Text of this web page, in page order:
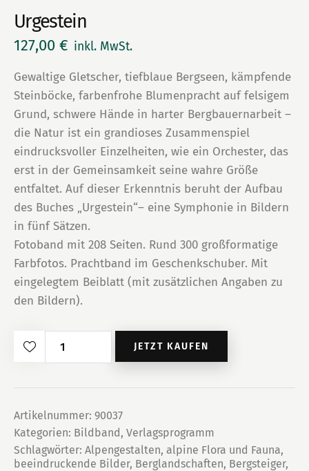
Urgestein
127,00 € inkl. MwSt.
Gewaltige Gletscher, tiefblaue Bergseen, kämpfende
Steinböcke, farbenfrohe Blumenpracht auf felsigem
Grund, schwere Hände in harter Bergbauernarbeit –
die Natur ist ein grandioses Zusammenspiel
eindrucksvoller Einzelheiten, wie ein Orchester, das
erst in der Gemeinsamkeit seine wahre Größe
entfaltet. Auf dieser Erkenntnis beruht der Aufbau
des Buches „Urgestein“– eine Symphonie in Bildern
in fünf Sätzen.
Fotoband mit 208 Seiten. Rund 300 großformatige
Farbfotos. Prachtband im Geschenkschuber. Mit
eingelegtem Beiblatt (mit zusätzlichen Angaben zu
den Bildern).
Urgestein
Menge
JETZT KAUFEN
Artikelnummer: 90037
Kategorien: Bildband, Verlagsprogramm
Schlagwörter: Alpengestalten, alpine Flora und Fauna,
beeindruckende Bilder, Berglandschaften, Bergsteiger,